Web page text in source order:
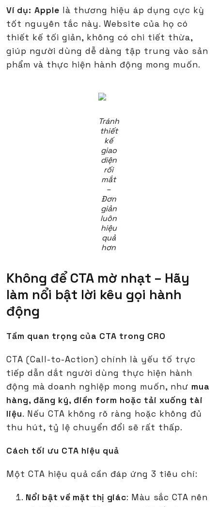
Ví dụ: Apple là thương hiệu áp dụng cực kỳ
tốt nguyên tắc này. Website của họ có
thiết kế tối giản, không có chi tiết thừa,
giúp người dùng dễ dàng tập trung vào sản
phẩm và thực hiện hành động mong muốn.
Tránh
thiết
kế
giao
diện
rối
mắt
–
Đơn
giản
luôn
hiệu
quả
hơn
Không để CTA mờ nhạt – Hãy
làm nổi bật lời kêu gọi hành
động
Tầm quan trọng của CTA trong CRO
CTA (Call-to-Action) chính là yếu tố trực
tiếp dẫn dắt người dùng thực hiện hành
động mà doanh nghiệp mong muốn, như mua
hàng, đăng ký, điền form hoặc tải xuống tài
liệu. Nếu CTA không rõ ràng hoặc không đủ
thu hút, tỷ lệ chuyển đổi sẽ rất thấp.
Cách tối ưu CTA hiệu quả
Một CTA hiệu quả cần đáp ứng 3 tiêu chí:
Nổi bật về mặt thị giác: Màu sắc CTA nên